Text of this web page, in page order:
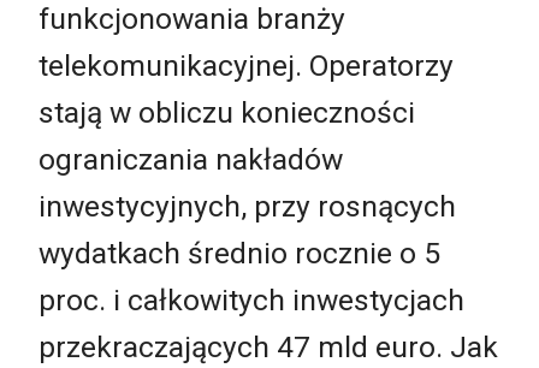
funkcjonowania branży
telekomunikacyjnej. Operatorzy
stają w obliczu konieczności
ograniczania nakładów
inwestycyjnych, przy rosnących
wydatkach średnio rocznie o 5
proc. i całkowitych inwestycjach
przekraczających 47 mld euro. Jak